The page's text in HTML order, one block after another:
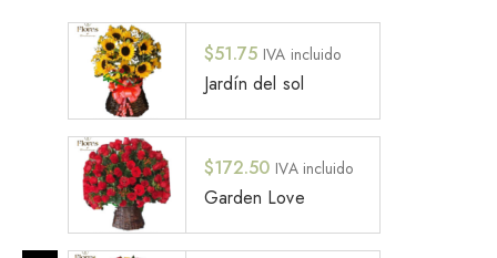
$51.75 IVA incluido
Jardín del sol
$172.50 IVA incluido
Garden Love